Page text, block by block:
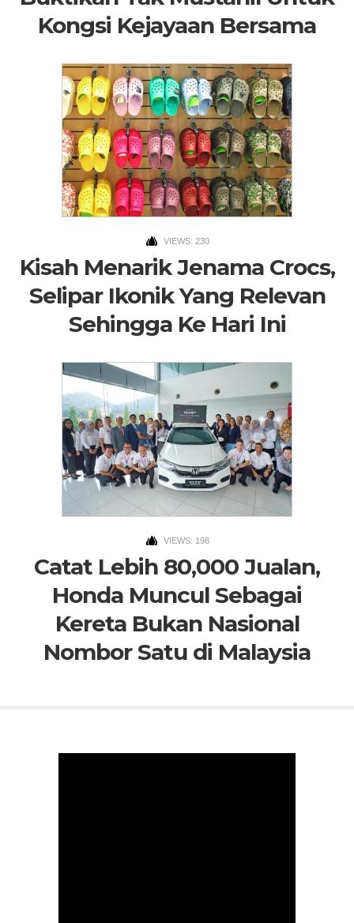
Kongsi Kejayaan Bersama
VIEWS: 230
Kisah Menarik Jenama Crocs,
Selipar Ikonik Yang Relevan
Sehingga Ke Hari Ini
VIEWS: 198
Catat Lebih 80,000 Jualan,
Honda Muncul Sebagai
Kereta Bukan Nasional
Nombor Satu di Malaysia